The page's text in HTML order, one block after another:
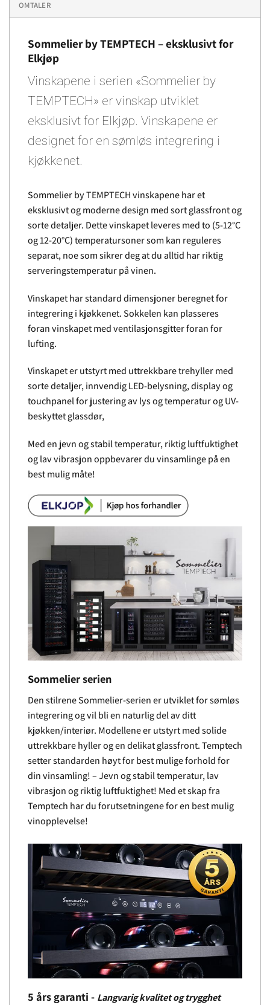
OMTALER
Sommelier by TEMPTECH – eksklusivt for
Elkjøp
Vinskapene i serien «Sommelier by
TEMPTECH» er vinskap utviklet
eksklusivt for Elkjøp. Vinskapene er
designet for en sømløs integrering i
kjøkkenet.
Sommelier by TEMPTECH vinskapene har et
eksklusivt og moderne design med sort glassfront og
sorte detaljer. Dette vinskapet leveres med to (5-12°C
og 12-20°C) temperatursoner som kan reguleres
separat, noe som sikrer deg at du alltid har riktig
serveringstemperatur på vinen.
Vinskapet har standard dimensjoner beregnet for
integrering i kjøkkenet. Sokkelen kan plasseres
foran vinskapet med ventilasjonsgitter foran for
lufting.
Vinskapet er utstyrt med uttrekkbare trehyller med
sorte detaljer, innvendig LED-belysning, display og
touchpanel for justering av lys og temperatur og UV-
beskyttet glassdør,
Med en jevn og stabil temperatur, riktig luftfuktighet
og lav vibrasjon oppbevarer du vinsamlinge på en
best mulig måte!
Sommelier serien
Den stilrene Sommelier-serien er utviklet for sømløs
integrering og vil bli en naturlig del av ditt
kjøkken/interiør. Modellene er utstyrt med solide
uttrekkbare hyller og en delikat glassfront. Temptech
setter standarden høyt for best mulige forhold for
din vinsamling! – Jevn og stabil temperatur, lav
vibrasjon og riktig luftfuktighet! Med et skap fra
Temptech har du forutsetningene for en best mulig
vinopplevelse!
5 års garanti - Langvarig kvalitet og trygghet